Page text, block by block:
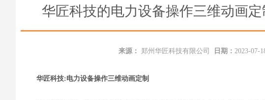
华匠科技的电力设备操作三维动画
来源： 郑州华匠科技有限公司 日期： 2023-07-
华匠科技:电力设备操作三维动画定制